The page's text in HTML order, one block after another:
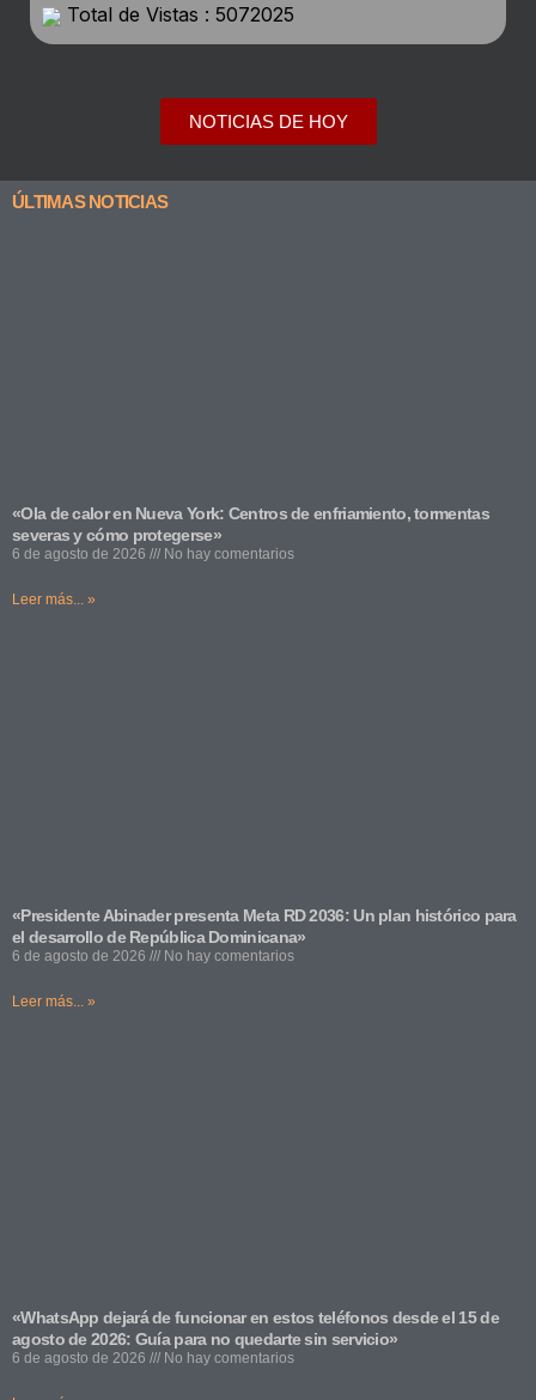
Total de Vistas : 5072025
NOTICIAS DE HOY
ÚLTIMAS NOTICIAS
«Ola de calor en Nueva York: Centros de enfriamiento, tormentas
severas y cómo protegerse»
6 de agosto de 2026 No hay comentarios
Leer más... »
«Presidente Abinader presenta Meta RD 2036: Un plan histórico para
el desarrollo de República Dominicana»
6 de agosto de 2026 No hay comentarios
Leer más... »
«WhatsApp dejará de funcionar en estos teléfonos desde el 15 de
agosto de 2026: Guía para no quedarte sin servicio»
6 de agosto de 2026 No hay comentarios